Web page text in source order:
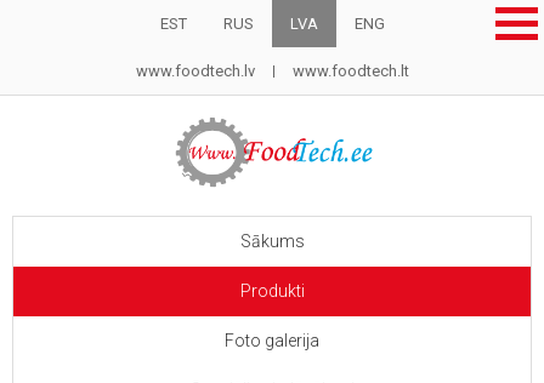
EST RUS LVA ENG
www.foodtech.lv www.foodtech.lt
Sākums
Produkti
Foto galerija